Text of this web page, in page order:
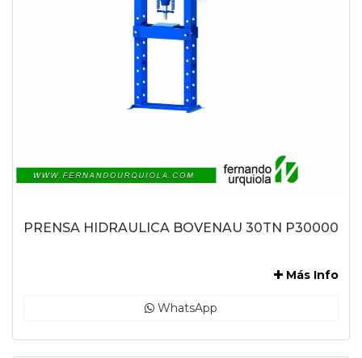
PRENSA HIDRAULICA BOVENAU 30TN P30000
Más Info
WhatsApp